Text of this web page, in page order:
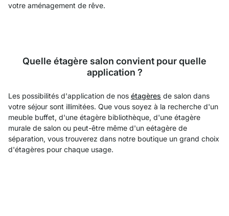
votre aménagement de rêve.
Quelle étagère salon convient pour quelle
application ?
Les possibilités d'application de nos étagères de salon dans
votre séjour sont illimitées. Que vous soyez à la recherche d'un
meuble buffet, d'une étagère bibliothèque, d'une étagère
murale de salon ou peut-être même d'un eétagère de
séparation, vous trouverez dans notre boutique un grand choix
d'étagères pour chaque usage.